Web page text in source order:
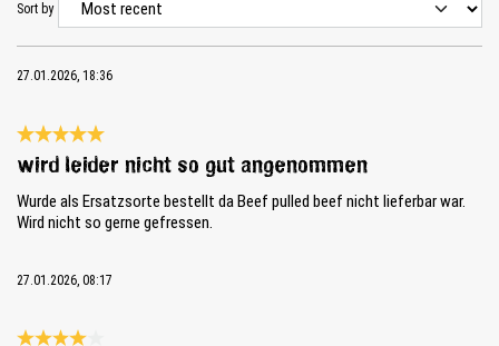
Sort by
27.01.2026, 18:36
Review with rating of 5 out of 5 stars
wird leider nicht so gut angenommen
Wurde als Ersatzsorte bestellt da Beef pulled beef nicht lieferbar war.
Wird nicht so gerne gefressen.
27.01.2026, 08:17